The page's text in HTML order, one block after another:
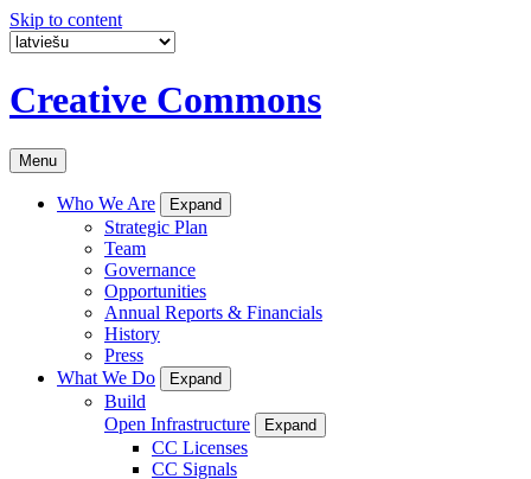
Skip to content
Creative Commons
Menu
Who We Are Expand
Strategic Plan
Team
Governance
Opportunities
Annual Reports & Financials
History
Press
What We Do
Expand
Build
Open Infrastructure
Expand
CC Licenses
CC Signals